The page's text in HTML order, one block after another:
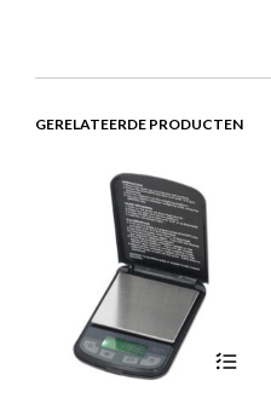
GERELATEERDE PRODUCTEN